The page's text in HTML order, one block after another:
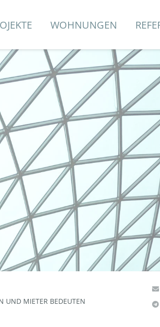
WOHNUNGEN
UND MIETER BEDEUTEN